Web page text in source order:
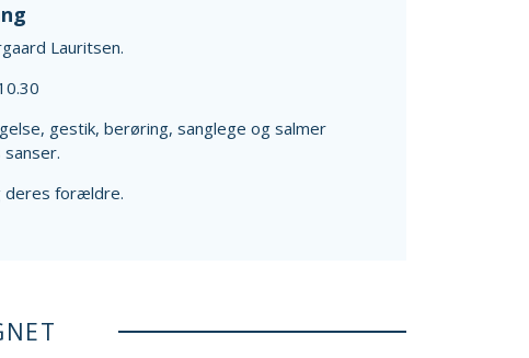
Lauritsen.
gestik, berøring, sanglege og salmer
deres forældre.